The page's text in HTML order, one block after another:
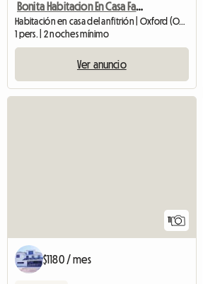
Bonita Habitacion En Casa Familiar
Habitación en casa del anfitrión | Oxford (OX1 4QB)
1 pers. | 2 noches mínimo
Ver anuncio
11
$1180 / mes